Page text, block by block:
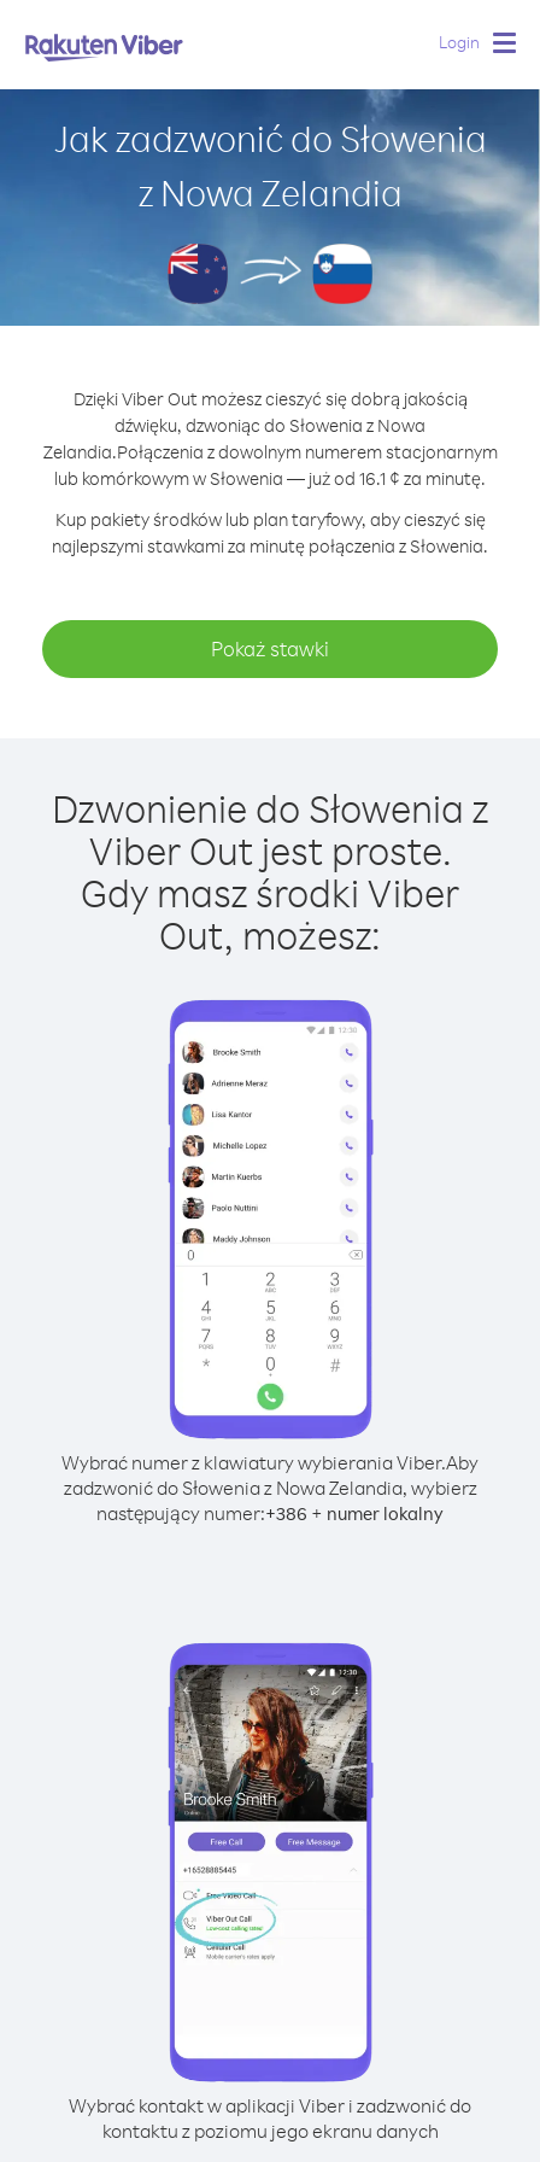
Login
Jak zadzwonić do Słowenia
z Nowa Zelandia
Dzięki Viber Out możesz cieszyć się dobrą jakością
dźwięku, dzwoniąc do Słowenia z Nowa
Zelandia.Połączenia z dowolnym numerem stacjonarnym
lub komórkowym w Słowenia — już od 16.1 ¢ za minutę.
Kup pakiety środków lub plan taryfowy, aby cieszyć się
najlepszymi stawkami za minutę połączenia z Słowenia.
Pokaż stawki
Dzwonienie do Słowenia z
Viber Out jest proste.
Gdy masz środki Viber
Out, możesz:
Wybrać numer z klawiatury wybierania Viber.Aby
zadzwonić do Słowenia z Nowa Zelandia, wybierz
następujący numer:+386 + numer lokalny
Wybrać kontakt w aplikacji Viber i zadzwonić do
kontaktu z poziomu jego ekranu danych